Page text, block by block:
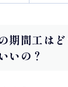
期間工は
いの？